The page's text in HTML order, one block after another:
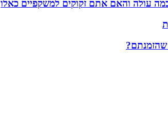
עולה והאם אתם זקוקים למשקפיים כאלו